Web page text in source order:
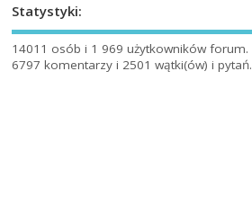
Statystyki:
14011 osób i 1 969 użytkowników forum.
6797 komentarzy i 2501 wątki(ów) i pytań.